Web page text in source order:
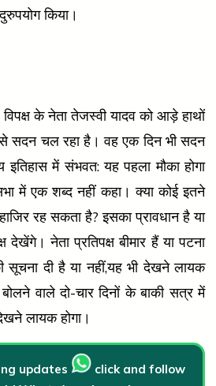
किया।
विपक्ष के नेता तेजस्वी यादव को आड़े हाथों
सदन चल रहा है। वह एक दिन भी सदन
में संभवत: यह पहला मौका होगा
में एक शब्द नहीं कहा। क्या कोई इतने
रह सकता है? इसका प्रावधान है या
देखेंगे। नेता प्रतिपक्ष बीमार हैं या पटना
सूचना दी है या नहीं,यह भी देखने लायक
वाले दो-चार दिनों के बाकी सत्र में
लायक होगा।
updates
click and follow